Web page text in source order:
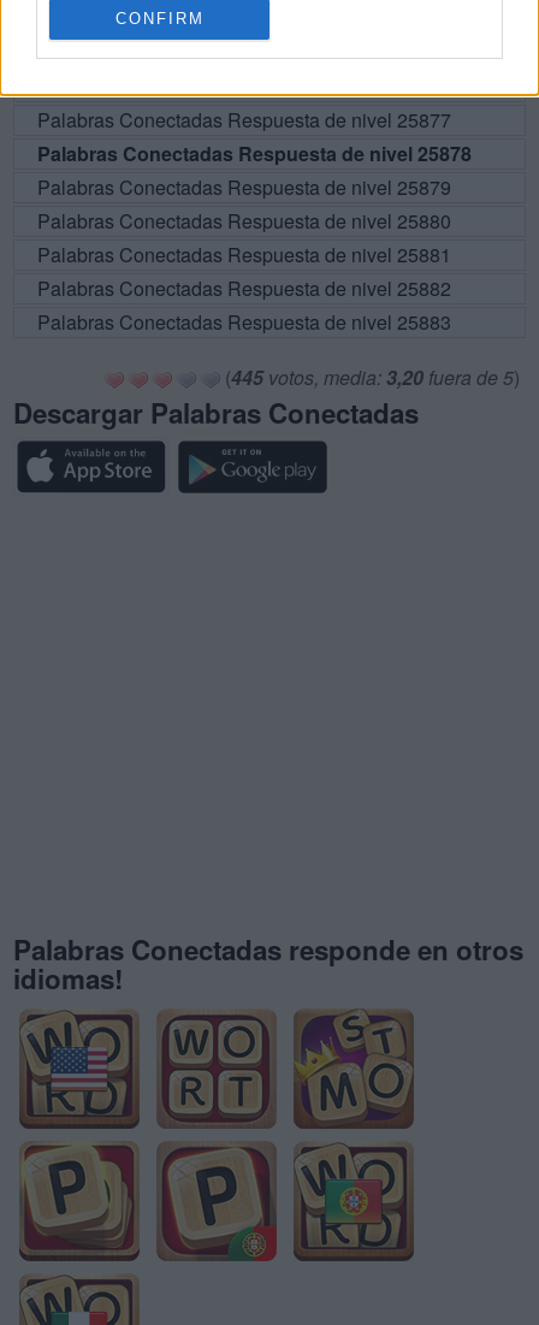
CONFIRM
Palabras Conectadas Respuesta de nivel 25874
Palabras Conectadas Respuesta de nivel 25875
Palabras Conectadas Respuesta de nivel 25877
Palabras Conectadas Respuesta de nivel 25878
Palabras Conectadas Respuesta de nivel 25879
Palabras Conectadas Respuesta de nivel 25880
Palabras Conectadas Respuesta de nivel 25881
Palabras Conectadas Respuesta de nivel 25882
Palabras Conectadas Respuesta de nivel 25883
(445votos, media: 3,20 fuera de 5)
Descargar Palabras Conectadas
Palabras Conectadas responde en otros
idiomas!